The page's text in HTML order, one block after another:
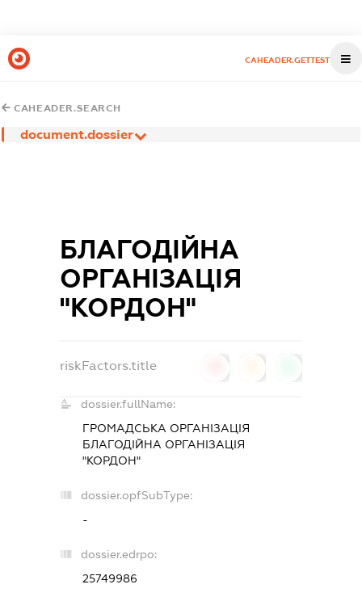
CAHEADER.GETTEST
CAHEADER.SEARCH
document.dossier
БЛАГОДІЙНА
ОРГАНІЗАЦІЯ
"КОРДОН"
riskFactors.title
dossier.fullName:
ГРОМАДСЬКА ОРГАНІЗАЦІЯ
БЛАГОДІЙНА ОРГАНІЗАЦІЯ
"КОРДОН"
dossier.opfSubType:
-
dossier.edrpo:
25749986